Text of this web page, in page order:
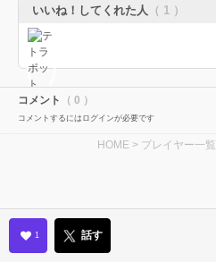
いいね！してくれた人 （ 1 ）
コメント （ 0 ）
コメントするにはログインが必要です
HOME > プレイヤー一覧
1 話す